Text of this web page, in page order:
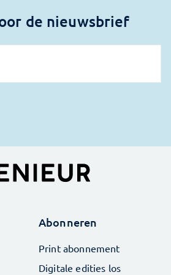
de nieuwsbrief
Abonneren
Print abonnement
Digitale edities los